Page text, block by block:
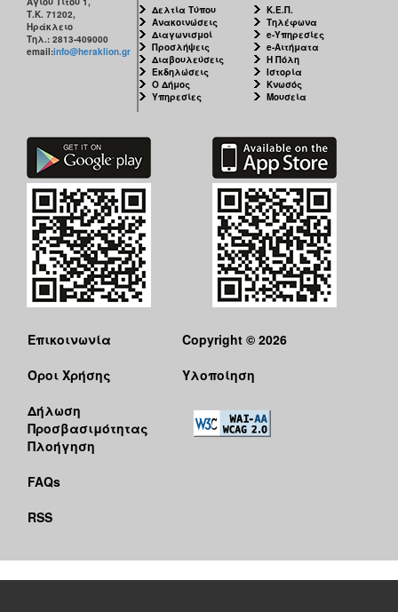
Τ.Κ. 71202,
Ηράκλειο
Τηλ.: 2813-409000
email:info@heraklion.gr
Δελτία Τύπου
Ανακοινώσεις
Διαγωνισμοί
Προσλήψεις
Διαβουλεύσεις
Εκδηλώσεις
Ο Δήμος
Υπηρεσίες
Κ.Ε.Π.
Τηλέφωνα
e-Υπηρεσίες
e-Αιτήματα
Η Πόλη
Ιστορία
Κνωσός
Μουσεία
Επικοινωνία
Όροι Χρήσης
Δήλωση
Προσβασιμότητας
Πλοήγηση
FAQs
RSS
Copyright © 2026
Υλοποίηση